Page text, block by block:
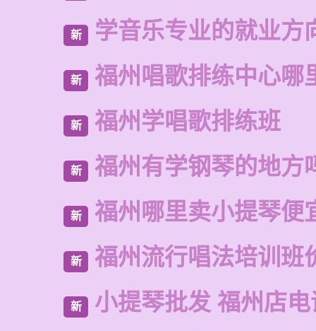
新 学音乐专业的就业方
新 福州唱歌排练中心哪
新 福州学唱歌排练班
新 福州有学钢琴的地方
新 福州哪里卖小提琴便
新 福州流行唱法培训班
新 小提琴批发 福州店